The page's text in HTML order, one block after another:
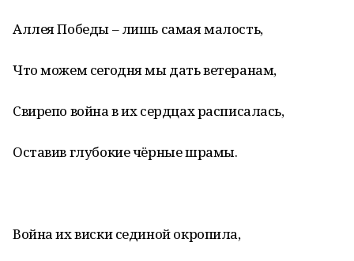
Аллея Победы – лишь самая малость,
Что можем сегодня мы дать ветеранам,
Свирепо война в их сердцах расписалась,
Оставив глубокие чёрные шрамы.
Война их виски сединой окропила,